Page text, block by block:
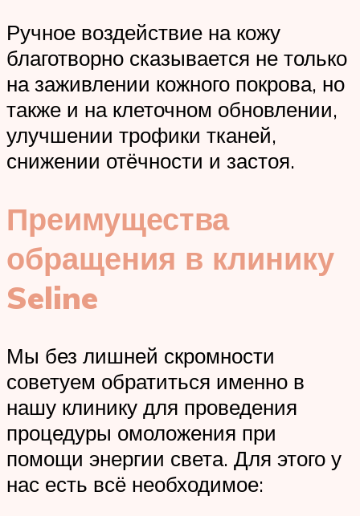
Ручное воздействие на кожу
благотворно сказывается не только
на заживлении кожного покрова, но
также и на клеточном обновлении,
улучшении трофики тканей,
снижении отёчности и застоя.
Преимущества
обращения в клинику
Seline
Мы без лишней скромности
советуем обратиться именно в
нашу клинику для проведения
процедуры омоложения при
помощи энергии света. Для этого у
нас есть всё необходимое: